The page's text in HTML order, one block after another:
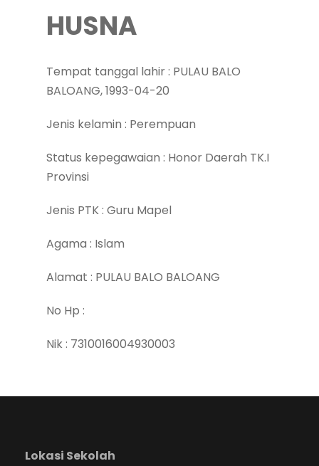
HUSNA
Tempat tanggal lahir : PULAU BALO
BALOANG, 1993-04-20
Jenis kelamin : Perempuan
Status kepegawaian : Honor Daerah TK.I
Provinsi
Jenis PTK : Guru Mapel
Agama : Islam
Alamat : PULAU BALO BALOANG
No Hp :
Nik : 7310016004930003
Lokasi Sekolah